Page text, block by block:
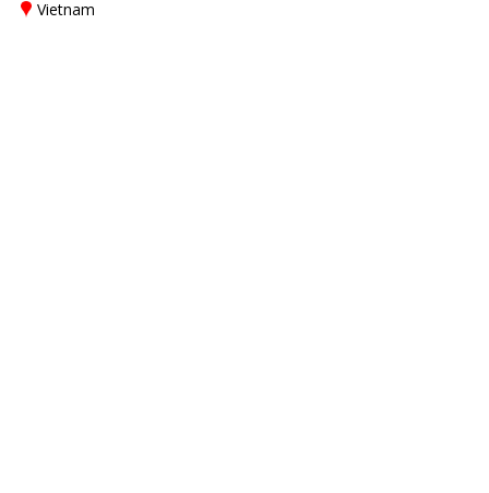
Vietnam